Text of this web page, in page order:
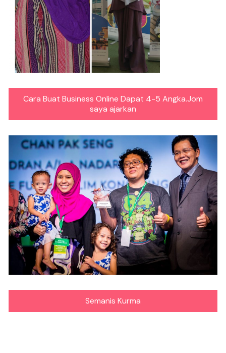
Cara Buat Business Online Dapat 4-5 Angka.Jom
saya ajarkan
Semanis Kurma